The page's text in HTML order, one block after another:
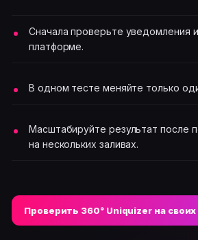
Сначала проверьте уведомления
платформе.
В одном тесте меняйте только
Масштабируйте результат после
на нескольких заливах.
Проверить 360° Uniquizer на